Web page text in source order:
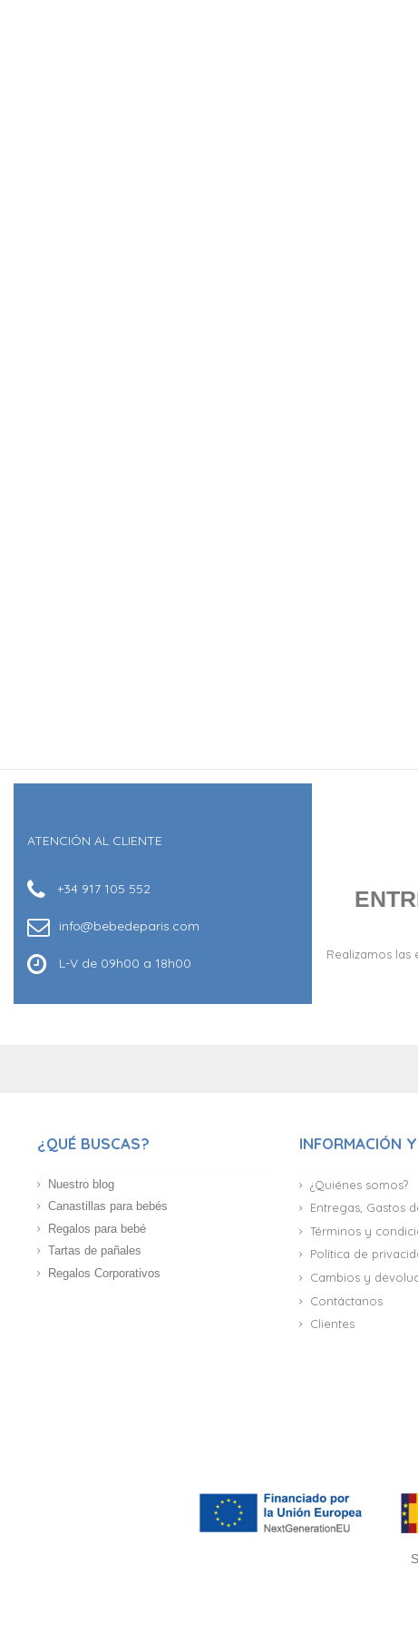
ATENCIÓN AL CLIENTE
+34 917 105 552
info@bebedeparis.com
L-V de 09h00 a 18h00
Realizamos las
¿QUÉ BUSCAS?
Nuestro blog
Canastillas para bebés
Regalos para bebé
Tartas de pañales
Regalos Corporativos
INFORMACIÓN
¿Quiénes somos?
Entregas, Gastos
Términos y
Política de
Cambios y
Contáctanos
Clientes